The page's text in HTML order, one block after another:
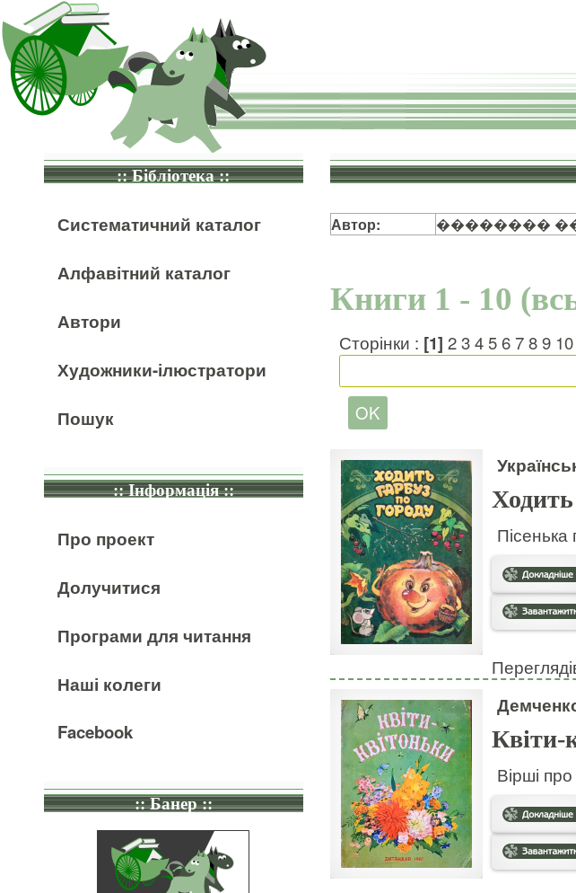
:: Бібліотека ::
Систематичний каталог
Алфавітний каталог
Автори
Художники-ілюстратори
Пошук
:: Інформація ::
Про проект
Долучитися
Програми для читання
Наші колеги
Facebook
:: Банер ::
Автор: ��������
Книги 1 - 10
Сторінки : [1] 2 3 4 5 6 7 8 9 10
Ходить
Пісенька
Квіти-
Вірші